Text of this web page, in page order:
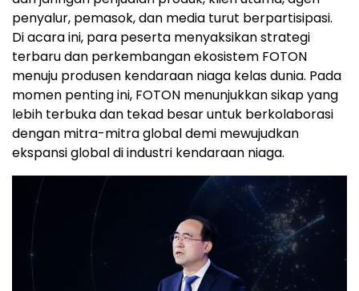
penyalur, pemasok, dan media turut berpartisipasi.
Di acara ini, para peserta menyaksikan strategi
terbaru dan perkembangan ekosistem FOTON
menuju produsen kendaraan niaga kelas dunia. Pada
momen penting ini, FOTON menunjukkan sikap yang
lebih terbuka dan tekad besar untuk berkolaborasi
dengan mitra-mitra global demi mewujudkan
ekspansi global di industri kendaraan niaga.